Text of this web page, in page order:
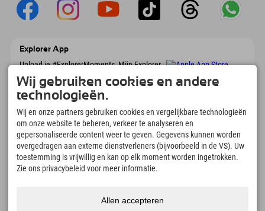
Explorer App
Upload je #ExplorerMoments, Mijn Explorer
restaurantoverzicht en nog veel meer.
Download nu!
Tijd voor ontdekkingsmomenten
166
Bergmeren en
avonturenzwembaden
4.634km
Pistes voor skiën en
snowboarden
aan
Wij gebruiken cookies en andere
technologieën.
Wij en onze partners gebruiken cookies en vergelijkbare technologieën
om onze website te beheren, verkeer te analyseren en
gepersonaliseerde content weer te geven. Gegevens kunnen worden
overgedragen aan externe dienstverleners (bijvoorbeeld in de VS). Uw
toestemming is vrijwillig en kan op elk moment worden ingetrokken.
Zie ons privacybeleid voor meer informatie.
Allen accepteren